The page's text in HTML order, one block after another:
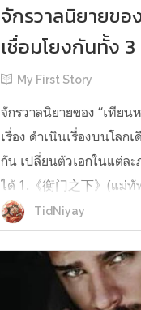
จักรวาลนิยายขอ
เชื่อมโยงกันทั้ง 3
My First Story
จักรวาลนิยายของ “เทียน
เรื่อง ดำเนินเรื่องบนโลก
กัน เปลี่ยนตัวเอกในแต่ล
ได้ 1.《衡门之下》(แม่
เล่มจบ) เป็นเรื่องที่เกิดก่
หลี่ชีฉือ ที่ต้องแต่งงานกัน
TidNiyay